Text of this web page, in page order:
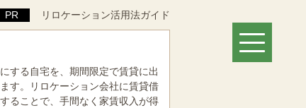
リロケーション活用法ガイド
する自宅を、期間限定で賃貸に出
す。リロケーション会社に賃貸借
ることで、手間なく家賃収入が得